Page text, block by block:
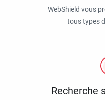
WebShield vous
tous types
Recherche